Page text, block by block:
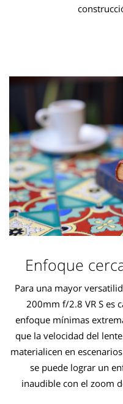
Enfoque
Para una mayor
200mm f/2.8 VR S es
enfoque mínimas
que la velocidad del
materialicen en
se puede lograr un
inaudible con el zoom